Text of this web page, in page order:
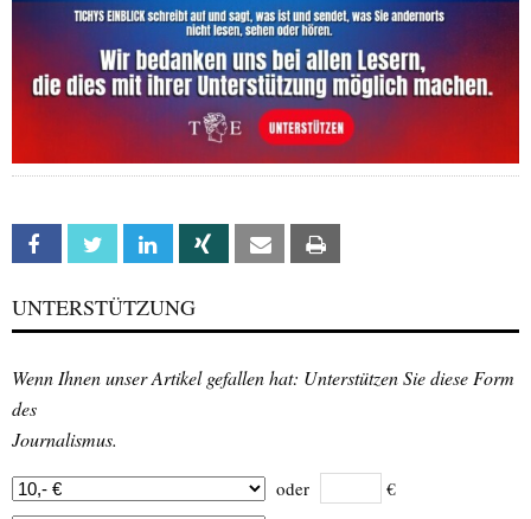
Facebook Twitter Linkedin Xing Email
UNTERSTÜTZUNG
Wenn Ihnen unser Artikel gefallen hat: Unterstützen Sie diese Form
des
Journalismus.
oder €